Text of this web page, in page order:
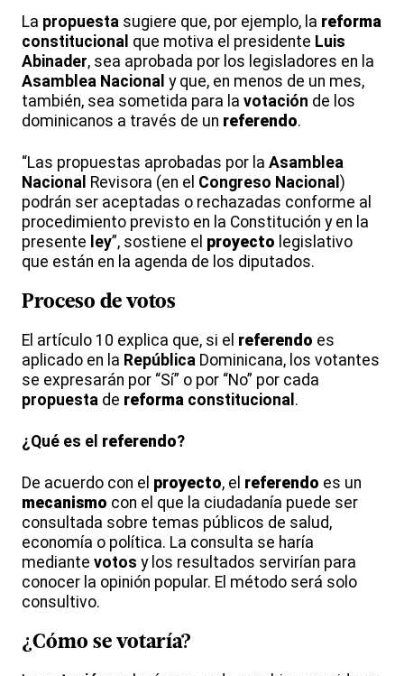
La propuesta sugiere que, por ejemplo, la reforma
constitucional que motiva el presidente Luis
Abinader, sea aprobada por los legisladores en la
Asamblea Nacional y que, en menos de un mes,
también, sea sometida para la votación de los
dominicanos a través de un referendo.
“Las propuestas aprobadas por la Asamblea
Nacional Revisora (en el Congreso Nacional )
podrán ser aceptadas o rechazadas conforme al
procedimiento previsto en la Constitución y en la
presente ley”, sostiene el proyecto legislativo
que están en la agenda de los diputados.
Proceso de votos
El artículo 10 explica que, si el referendo es
aplicado en la República Dominicana, los votantes
se expresarán por “Sí” o por “No” por cada
propuesta de reforma constitucional .
¿Qué es el referendo?
De acuerdo con el proyecto, el referendo es un
mecanismo con el que la ciudadanía puede ser
consultada sobre temas públicos de salud,
economía o política. La consulta se haría
mediante votos y los resultados servirían para
conocer la opinión popular. El método será solo
consultivo.
¿Cómo se votaría?